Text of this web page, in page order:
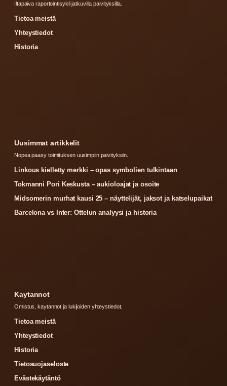
Iltapaiva raportointisykli jatkuvilla paivityksilla.
Tietoa meistä
Yhteystiedot
Historia
Uusimmat artikkelit
Nopea paasy toimituksen uusimpiin paivityksiin.
Linkous kielletty merkki – opas symbolien tulkintaan
Tokmanni Pori Keskusta – aukioloajat ja osoite
Midsomerin murhat kausi 25 – näyttelijät, jaksot ja katselupaikat
Barcelona vs Inter: Ottelun analyysi ja historia
Kaytannot
Omistus, kaytannot ja lukijoiden yhteystiedot.
Tietoa meistä
Yhteystiedot
Historia
Tietosuojaseloste
Evästekäytäntö